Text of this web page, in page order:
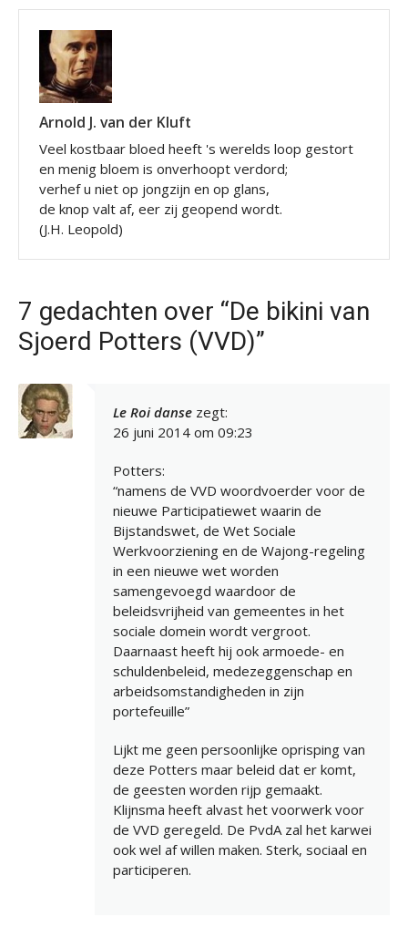
Arnold J. van der Kluft
Veel kostbaar bloed heeft 's werelds loop gestort
en menig bloem is onverhoopt verdord;
verhef u niet op jongzijn en op glans,
de knop valt af, eer zij geopend wordt.
(J.H. Leopold)
7 gedachten over “De bikini van
Sjoerd Potters (VVD)”
Le Roi danse zegt:
26 juni 2014 om 09:23
Potters:
“namens de VVD woordvoerder voor de
nieuwe Participatiewet waarin de
Bijstandswet, de Wet Sociale
Werkvoorziening en de Wajong-regeling
in een nieuwe wet worden
samengevoegd waardoor de
beleidsvrijheid van gemeentes in het
sociale domein wordt vergroot.
Daarnaast heeft hij ook armoede- en
schuldenbeleid, medezeggenschap en
arbeidsomstandigheden in zijn
portefeuille”
Lijkt me geen persoonlijke oprisping van
deze Potters maar beleid dat er komt,
de geesten worden rijp gemaakt.
Klijnsma heeft alvast het voorwerk voor
de VVD geregeld. De PvdA zal het karwei
ook wel af willen maken. Sterk, sociaal en
participeren.